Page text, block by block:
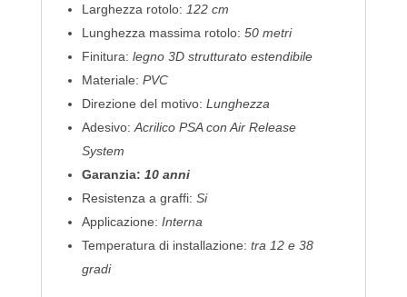
Larghezza rotolo: 122 cm
Lunghezza massima rotolo: 50 metri
Finitura: legno 3D strutturato estendibile
Materiale: PVC
Direzione del motivo: Lunghezza
Adesivo: Acrilico PSA con Air Release
System
Garanzia: 10 anni
Resistenza a graffi: Si
Applicazione: Interna
Temperatura di installazione: tra 12 e 38
gradi